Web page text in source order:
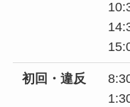
初回・違反